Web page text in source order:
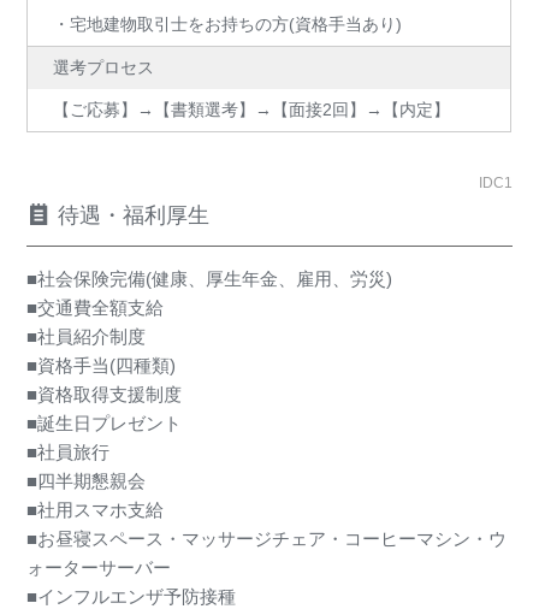
・宅地建物取引士をお持ちの方(資格手当あり)
選考プロセス
【ご応募】→【書類選考】→【面接2回】→【内定】
IDC1
待遇・福利厚生
■社会保険完備(健康、厚生年金、雇用、労災)
■交通費全額支給
■社員紹介制度
■資格手当(四種類)
■資格取得支援制度
■誕生日プレゼント
■社員旅行
■四半期懇親会
■社用スマホ支給
■お昼寝スペース・マッサージチェア・コーヒーマシン・ウ
ォーターサーバー
■インフルエンザ予防接種